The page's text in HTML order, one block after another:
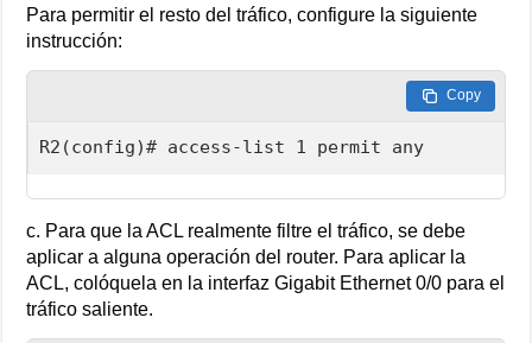
Para permitir el resto del tráfico, configure la siguiente
instrucción:
Copy
R2(config)# access-list 1 permit any
c. Para que la ACL realmente filtre el tráfico, se debe
aplicar a alguna operación del router. Para aplicar la
ACL, colóquela en la interfaz Gigabit Ethernet 0/0 para el
tráfico saliente.